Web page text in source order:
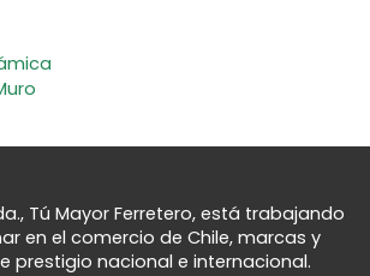
Tú Mayor Ferretero, está trabajando
en el comercio de Chile, marcas y
prestigio nacional e internacional.